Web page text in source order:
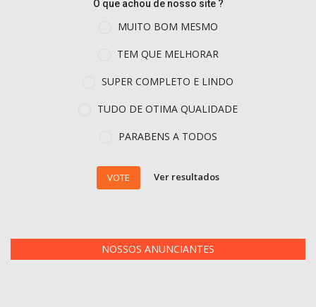
O que achou de nosso site ?
MUITO BOM MESMO
TEM QUE MELHORAR
SUPER COMPLETO E LINDO
TUDO DE OTIMA QUALIDADE
PARABENS A TODOS
VOTE Ver resultados
NOSSOS ANUNCIANTES